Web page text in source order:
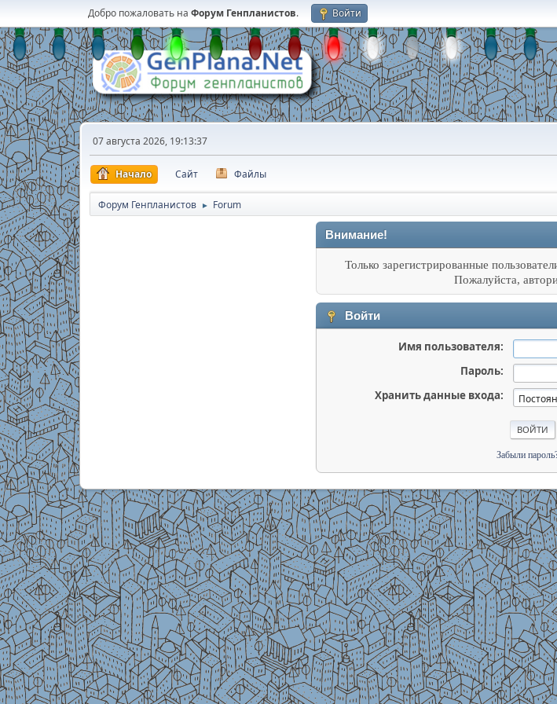
Добро пожаловать на Форум Генпланистов. Войти
07 августа 2026, 19:13:37
Начало Сайт Файлы
Форум Генпланистов ► Forum
Внимание!
Только зарегистрированные
Пожалуйста,
Войти
Имя пользователя:
Пароль:
Хранить данные входа:
Забыли